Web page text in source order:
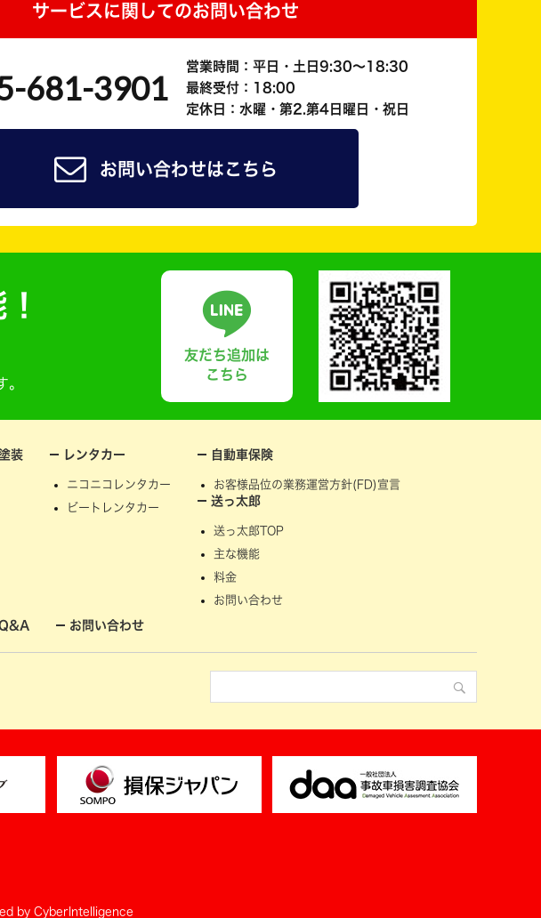
サービスに関してのお問い合わせ
681-3901
営業時間：平日・土日9:30～18:30
最終受付：18:00
定休日：水曜・第2.第4日曜日・祝日
お問い合わせはこちら
友だち追加は
こちら
装 レンタカー
ニコニコレンタカー
ビートレンタカー
自動車保険
お客様品位の業務運営方針(FD)宣言
送っ太郎
送っ太郎TOP
主な機能
料金
お問い合わせ
お問い合わせ
by CyberIntelligence